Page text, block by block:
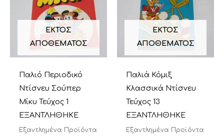
ΕΚΤΌΣ
ΑΠΟΘΈΜΑΤΟΣ
Παλιό Περιοδικό
Ντίσνευ Σούπερ
Μίκυ Τεύχος 1
ΕΞΑΝΤΛΗΘΗΚΕ
Εξαντλημένα Προϊόντα
ΕΚΤΌΣ
ΑΠΟΘΈΜΑΤΟΣ
Παλιά Κόμιξ
Κλασσικά Ντίσνευ
Τεύχος 13
ΕΞΑΝΤΛΗΘΗΚΕ
Εξαντλημένα Προϊόντα